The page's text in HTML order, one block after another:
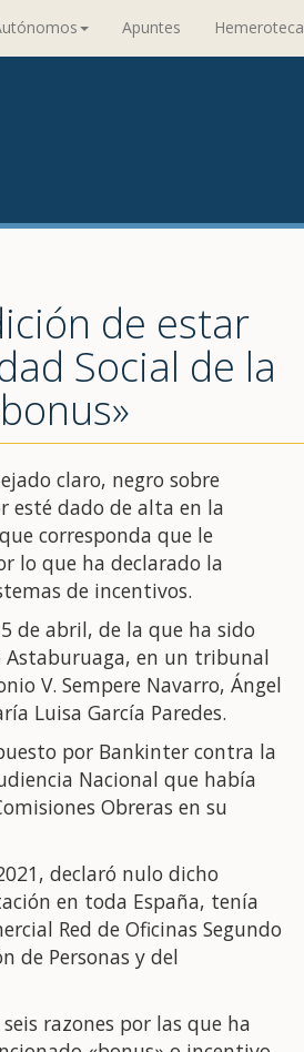
Apuntes Hemeroteca
de estar
Social de la
claro, negro sobre
esté dado de alta en la
corresponda que le
lo que ha declarado la
de incentivos.
de abril, de la que ha sido
Astaburuaga, en un tribunal
V. Sempere Navarro, Ángel
Luisa García Paredes.
por Bankinter contra la
Nacional que había
Obreras en su
declaró nulo dicho
en toda España, tenía
Red de Oficinas Segundo
de Personas y del
razones por las que ha